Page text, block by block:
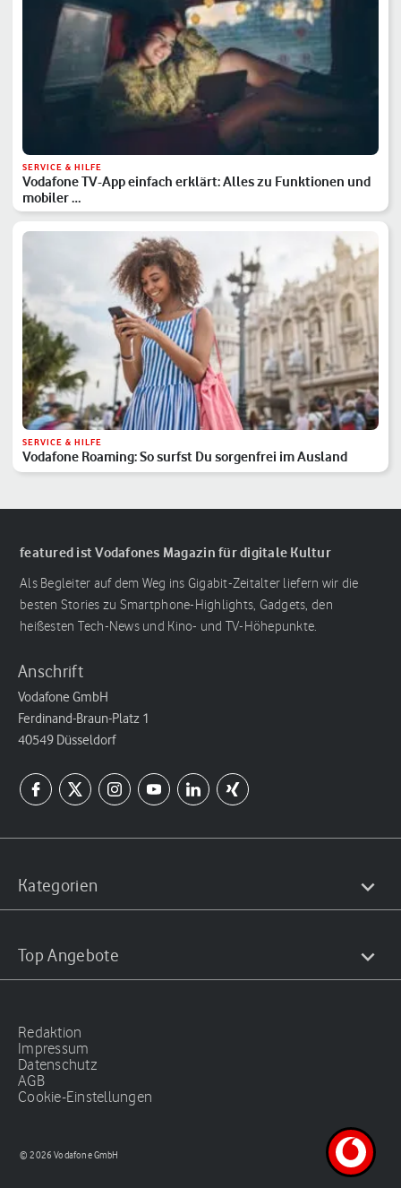
SERVICE & HILFE
Vodafone TV-App einfach erklärt: Alles zu Funktionen und
mobiler …
SERVICE & HILFE
Vodafone Roaming: So surfst Du sorgenfrei im Ausland
featured ist Vodafones Magazin für digitale Kultur
Als Begleiter auf dem Weg ins Gigabit-Zeitalter liefern wir die
besten Stories zu Smartphone-Highlights, Gadgets, den
heißesten Tech-News und Kino- und TV-Höhepunkte.
Anschrift
Vodafone GmbH
Ferdinand-Braun-Platz 1
40549 Düsseldorf
Kategorien
Top Angebote
Redaktion
Impressum
Datenschutz
AGB
Cookie-Einstellungen
© 2026 Vodafone GmbH